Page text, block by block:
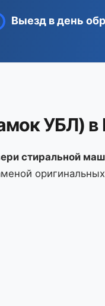
Выезд в день
УБЛ)
стиральной